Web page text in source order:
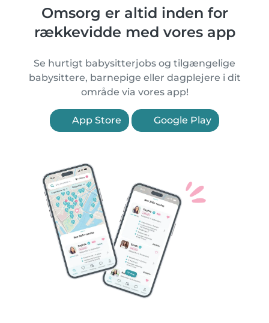
Omsorg er altid inden for
rækkevidde med vores app
Se hurtigt babysitterjobs og tilgængelige
babysittere, barnepige eller dagplejere i dit
område via vores app!
App Store Google Play